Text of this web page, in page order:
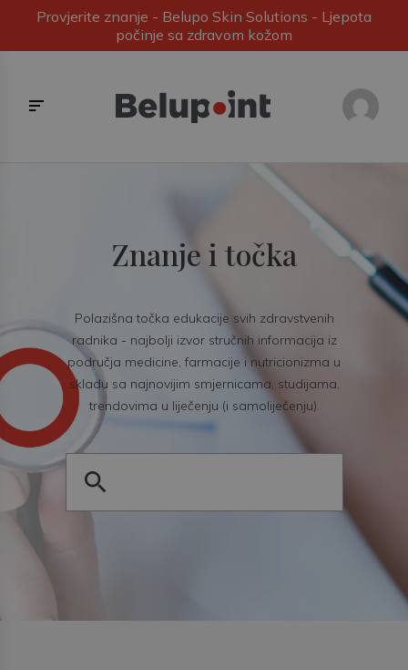
Provjerite znanje - Belupo Skin Solutions - Ljepota
počinje sa zdravom kožom
Znanje i točka
Polazišna točka edukacije svih zdravstvenih
radnika - najbolji izvor stručnih informacija iz
područja medicine, farmacije i nutricionizma u
skladu sa najnovijim smjernicama, studijama,
trendovima u liječenju (i samoliječenju).